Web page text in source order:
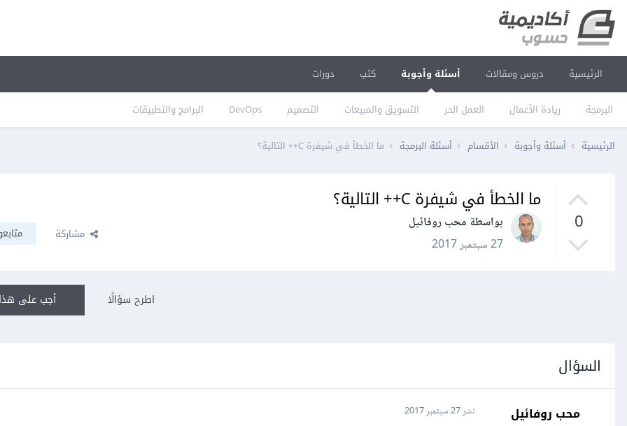
الرئيسية دروس ومقالات أسئلة وأجوبة
البرمجة ريادة الأعمال العمل الحر التسويق والمبيعات التصميم DevOps البرامج والتطبيقات
كتب دورات
الرئيسية أسئلة وأجوبة الأقسام أسئلة البرمجة ما الخطأ في شيفرة C++ التالية؟
0
ما الخطأ في شيفرة C++ التالية؟
بواسطة محب روفائيل
27 سبتمبر 2017
مشاركة
أجب على اطرح سؤالًا
السؤال
محب روفائيل نشر27 سبتمبر 2017